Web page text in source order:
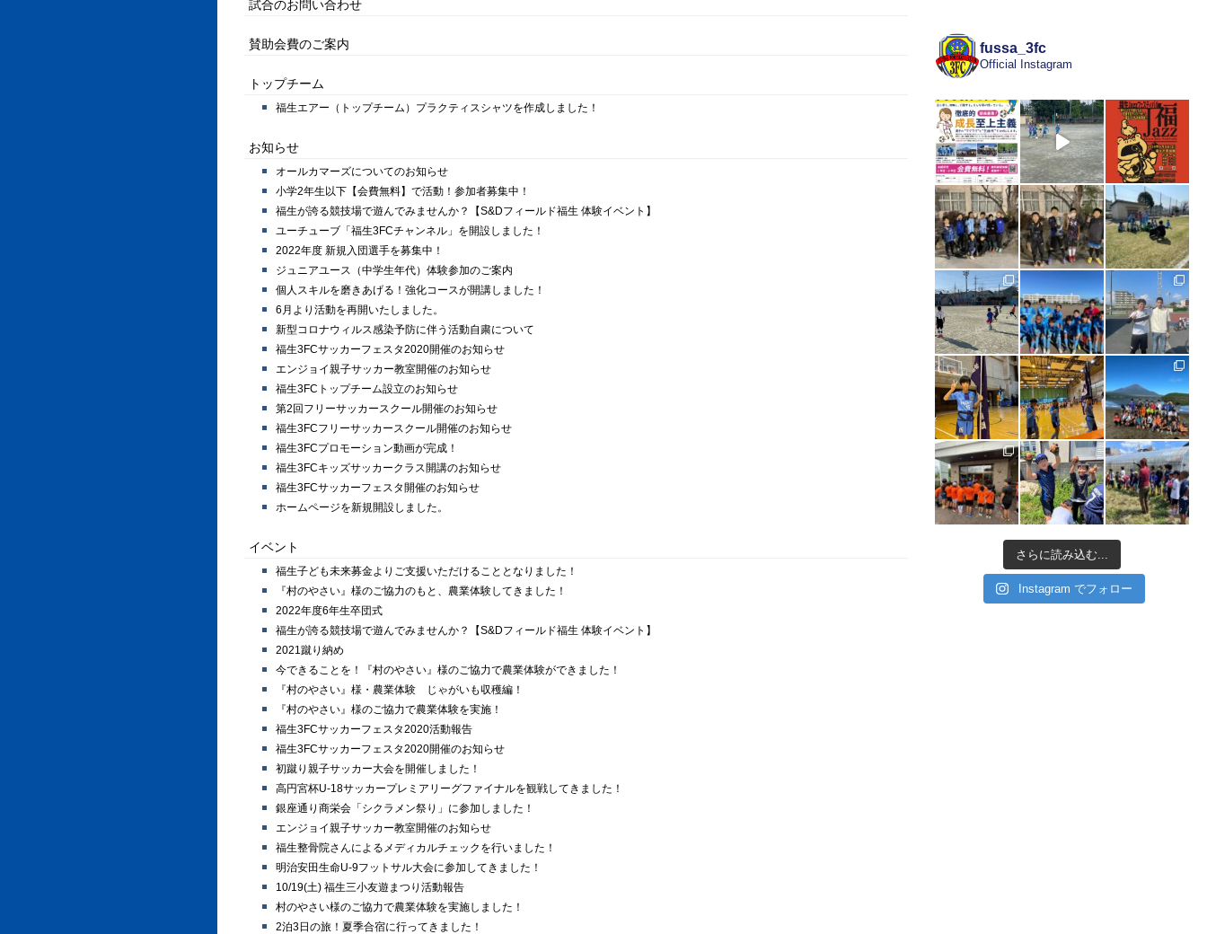
試合のお問い合わせ
賛助会費のご案内
トップチーム
福生エアー（トップチーム）プラクティスシャツを作成しました！
お知らせ
オールカマーズについてのお知らせ
小学2年生以下【会費無料】で活動！参加者募集中！
福生が誇る競技場で遊んでみませんか？【S&Dフィールド福生 体験イベント】
ユーチューブ「福生3FCチャンネル」を開設しました！
2022年度 新規入団選手を募集中！
ジュニアユース（中学生年代）体験参加のご案内
個人スキルを磨きあげる！強化コースが開講しました！
6月より活動を再開いたしました。
新型コロナウィルス感染予防に伴う活動自粛について
福生3FCサッカーフェスタ2020開催のお知らせ
エンジョイ親子サッカー教室開催のお知らせ
福生3FCトップチーム設立のお知らせ
第2回フリーサッカースクール開催のお知らせ
福生3FCフリーサッカースクール開催のお知らせ
福生3FCプロモーション動画が完成！
福生3FCキッズサッカークラス開講のお知らせ
福生3FCサッカーフェスタ開催のお知らせ
ホームページを新規開設しました。
イベント
福生子ども未来募金よりご支援いただけることとなりました！
『村のやさい』様のご協力のもと、農業体験してきました！
2022年度6年生卒団式
福生が誇る競技場で遊んでみませんか？【S&Dフィールド福生 体験イベント】
2021蹴り納め
今できることを！『村のやさい』様のご協力で農業体験ができました！
『村のやさい』様・農業体験 じゃがいも収穫編！
『村のやさい』様のご協力で農業体験を実施！
福生3FCサッカーフェスタ2020活動報告
福生3FCサッカーフェスタ2020開催のお知らせ
初蹴り親子サッカー大会を開催しました！
高円宮杯U-18サッカープレミアリーグファイナルを観戦してきました！
銀座通り商栄会「シクラメン祭り」に参加しました！
エンジョイ親子サッカー教室開催のお知らせ
福生整骨院さんによるメディカルチェックを行いました！
明治安田生命U-9フットサル大会に参加してきました！
10/19(土) 福生三小友遊まつり活動報告
村のやさい様のご協力で農業体験を実施しました！
2泊3日の旅！夏季合宿に行ってきました！
fussa_3fc
Official Instagram
さらに読み込む...
Instagram でフォロー